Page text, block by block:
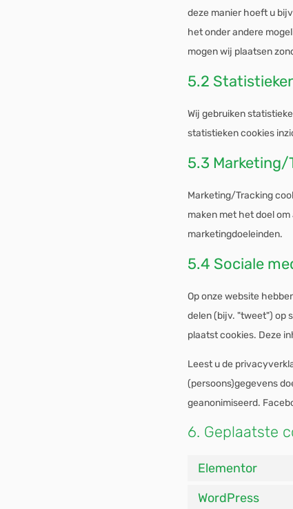
deze manier hoeft u
het onder andere
mogen wij plaatsen
5.2
Wij gebruiken
statistieken cookies
5.3 Marketing/
Marketing/Tracking
maken met het doel
marketingdoeleinden.
5.4 Sociale
Op onze website
delen (bijv. "tweet") op
plaatst cookies. Deze
Leest u de
(persoons)gegevens
geanonimiseerd.
6. Geplaatste
Elementor
WordPress